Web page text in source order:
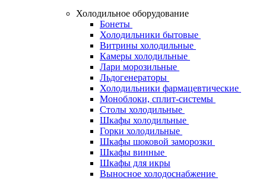
Холодильное оборудование
Бонеты
Холодильники бытовые
Витрины холодильные
Камеры холодильные
Лари морозильные
Льдогенераторы
Холодильники фармацевтические
Моноблоки, сплит-системы
Столы холодильные
Шкафы холодильные
Горки холодильные
Шкафы шоковой заморозки
Шкафы винные
Шкафы для икры
Выносное холодоснабжение